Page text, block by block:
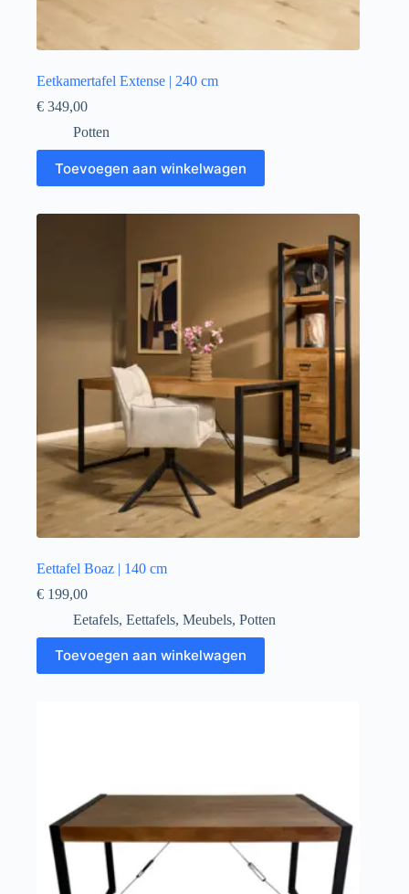
Eetkamertafel Extense | 240 cm
€ 349,00
Potten
Toevoegen aan winkelwagen
Eettafel Boaz | 140 cm
€ 199,00
Eetafels, Eettafels, Meubels, Potten
Toevoegen aan winkelwagen